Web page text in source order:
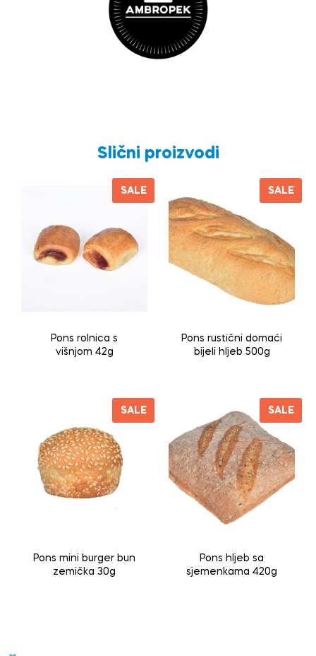
Slični proizvodi
SALE
Pons rolnica s
višnjom 42g
SALE
Pons rustični domaći
bijeli hljeb 500g
SALE
Pons mini burger bun
zemička 30g
SALE
Pons hljeb sa
sjemenkama 420g